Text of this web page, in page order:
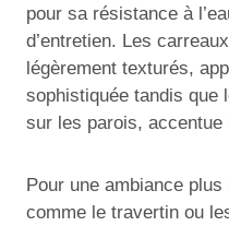
pour sa résistance à
d’entretien. Les
légèrement texturés,
sophistiquée tandis que
sur les parois, accentue
Pour une ambiance
comme le travertin ou